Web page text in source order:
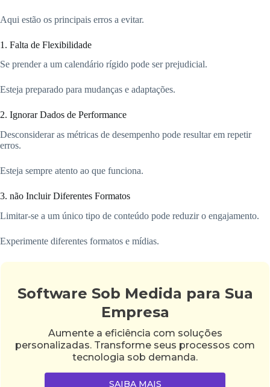
Aqui estão os principais erros a evitar.
1. Falta de Flexibilidade
Se prender a um calendário rígido pode ser prejudicial.
Esteja preparado para mudanças e adaptações.
2. Ignorar Dados de Performance
Desconsiderar as métricas de desempenho pode resultar em repetir
erros.
Esteja sempre atento ao que funciona.
3. não Incluir Diferentes Formatos
Limitar-se a um único tipo de conteúdo pode reduzir o engajamento.
Experimente diferentes formatos e mídias.
Software Sob Medida para Sua
Empresa
Aumente a eficiência com soluções
personalizadas. Transforme seus processos com
tecnologia sob demanda.
SAIBA MAIS